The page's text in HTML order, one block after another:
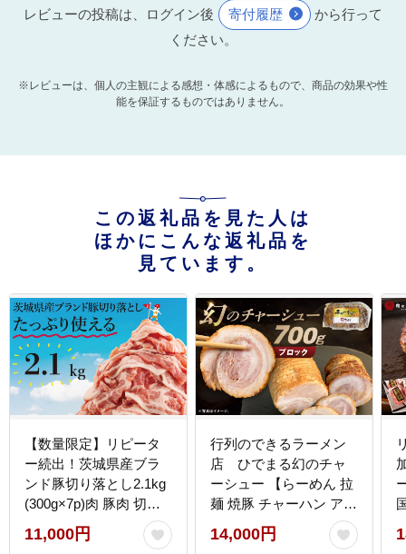
レビューの投稿は、ログイン後 寄付履歴
から行って
ください。
※レビューは、個人の主観による感想・体感によるもので、商品の効果や性
能を保証するものではありません。
この返礼品を見た人は
ほかにこんな返礼品を
見ています。
【数量限定】リピータ
ー続出！茨城県産ブラ
ンド豚切り落とし2.1kg
(300g×7p)肉 豚肉 切り
落とし こま切れ 小分け
訳あり 真空 真空パック
11,000円
行列のできるラーメン
店 ひでまる幻のチャ
ーシュー 【らーめん 拉
麺 焼豚 チャーハン アレ
ンジ 具材 おかず サブ
副菜 人気 まぼろし 水戸
14,000円